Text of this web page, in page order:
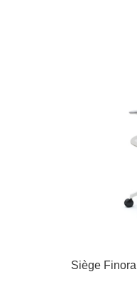
Siège Finora